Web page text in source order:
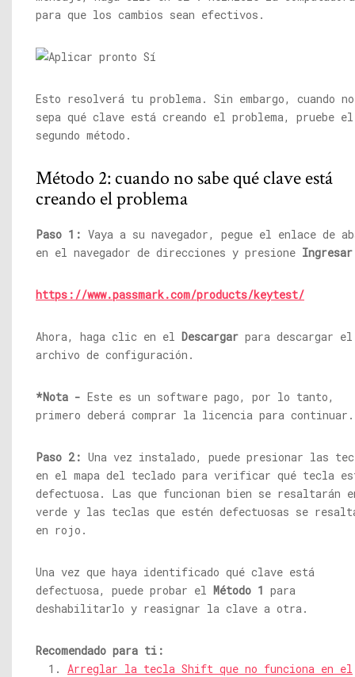
para que los cambios sean efectivos.
Esto resolverá tu problema. Sin embargo, cuando no
sepa qué clave está creando el problema, pruebe el
segundo método.
Método 2: cuando no sabe qué clave está
creando el problema
Paso 1: Vaya a su navegador, pegue el enlace de
en el navegador de direcciones y presione Ingresar
https://www.passmark.com/products/keytest/
Ahora, haga clic en el Descargar para descargar el
archivo de configuración.
*Nota - Este es un software pago, por lo tanto,
primero deberá comprar la licencia para continuar.
Paso 2: Una vez instalado, puede presionar las
en el mapa del teclado para verificar qué tecla
defectuosa. Las que funcionan bien se resaltarán
verde y las teclas que estén defectuosas se
en rojo.
Una vez que haya identificado qué clave está
defectuosa, puede probar el Método 1 para
deshabilitarlo y reasignar la clave a otra.
Recomendado para ti:
Arreglar la tecla Shift que no funciona en el